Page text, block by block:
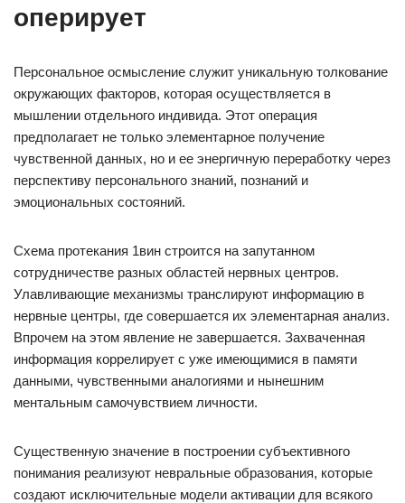
оперирует
Персональное осмысление служит уникальную толкование
окружающих факторов, которая осуществляется в
мышлении отдельного индивида. Этот операция
предполагает не только элементарное получение
чувственной данных, но и ее энергичную переработку через
перспективу персонального знаний, познаний и
эмоциональных состояний.
Схема протекания 1вин строится на запутанном
сотрудничестве разных областей нервных центров.
Улавливающие механизмы транслируют информацию в
нервные центры, где совершается их элементарная анализ.
Впрочем на этом явление не завершается. Захваченная
информация коррелирует с уже имеющимися в памяти
данными, чувственными аналогиями и нынешним
ментальным самочувствием личности.
Существенную значение в построении субъективного
понимания реализуют невральные образования, которые
создают исключительные модели активации для всякого